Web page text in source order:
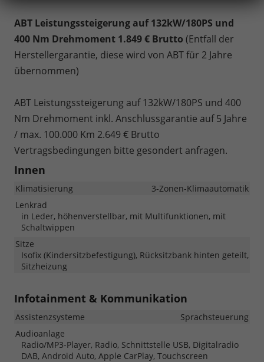
ABT Leistungssteigerung auf 132kW/180PS und
400 Nm Drehmoment 1.849 € Brutto (Entfall der
Herstellergarantie, diese wird von ABT für 2 Jahre
übernommen)
ABT Leistungssteigerung auf 132kW/180PS und 400
Nm Drehmoment inkl. Anschlussgarantie auf 5 Jahre
/ max. 100.000 Km 2.649 € Brutto
Vertragsbedingungen bitte gesondert anfragen.
Innen
Klimatisierung
3-Zonen-Klimaautomatik
Lenkrad
in Leder, höhenverstellbar, mit Multifunktionen, mit
Schaltwippen
Sitze
Isofix (Kindersitzbefestigung), Rücksitzbank hinten geteilt,
Sitzheizung
Infotainment & Kommunikation
Assistenzsysteme
Sprachsteuerung
Audioanlage
Radio/MP3-Player, Radio, Schnittstelle USB, Digitalradio
DAB, Android Auto, Apple CarPlay, Touchscreen